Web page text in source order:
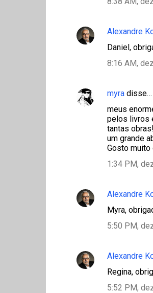
Alexandre
Daniel,
8:16 AM,
myra disse…
meus
pelos livros
tantas obras!
um grande
Gosto muito
1:34 PM,
Alexandre
Myra,
5:50 PM,
Alexandre
Regina,
5:52 PM,